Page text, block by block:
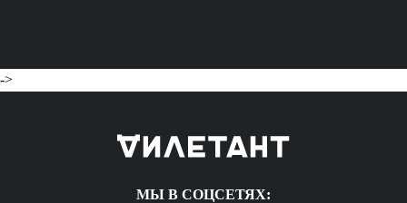
->
МЫ В СОЦСЕТЯХ: